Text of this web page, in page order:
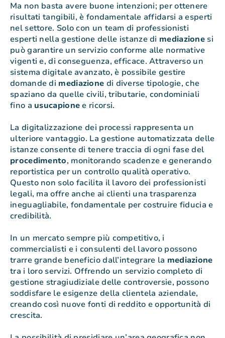
Ma non basta avere buone intenzioni; per ottenere
risultati tangibili, è fondamentale affidarsi a esperti
nel settore. Solo con un team di professionisti
esperti nella gestione delle istanze di mediazione si
può garantire un servizio conforme alle normative
vigenti e, di conseguenza, efficace. Attraverso un
sistema digitale avanzato, è possibile gestire
domande di mediazione di diverse tipologie, che
spaziano da quelle civili, tributarie, condominiali
fino a usucapionee ricorsi.
La digitalizzazione dei processi rappresenta un
ulteriore vantaggio. La gestione automatizzata delle
istanze consente di tenere traccia di ogni fase del
procedimento, monitorando scadenze e generando
reportistica per un controllo qualità operativo.
Questo non solo facilita il lavoro dei professionisti
legali, ma offre anche ai clienti una trasparenza
ineguagliabile, fondamentale per costruire fiducia e
credibilità.
In un mercato sempre più competitivo, i
commercialisti e i consulenti del lavoro possono
trarre grande beneficio dall’integrare la mediazione
tra i loro servizi. Offrendo un servizio completo di
gestione stragiudiziale delle controversie, possono
soddisfare le esigenze della clientela aziendale,
creando così nuove fonti di reddito e opportunità di
crescita.